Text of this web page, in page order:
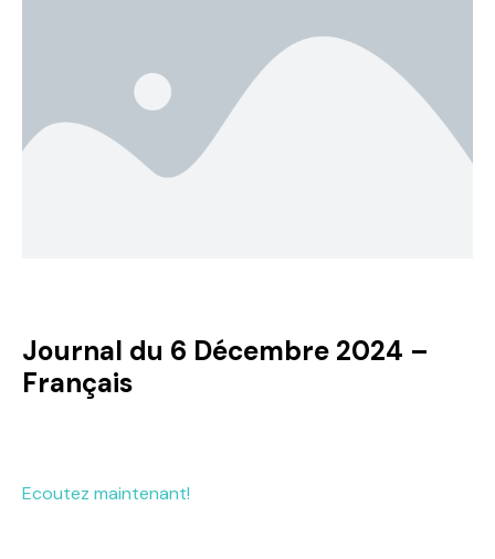
Journal du 6 Décembre 2024 –
Français
Ecoutez maintenant!